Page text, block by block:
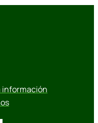
información